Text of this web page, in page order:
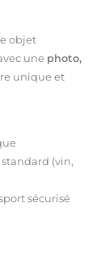
objet
une photo,
unique et
(vin,
sécurisé